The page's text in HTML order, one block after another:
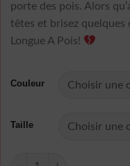
porte des pois. Alors
têtes et brisez
Longue A Pois!
Couleur
Taille
quantité de Robe Longue